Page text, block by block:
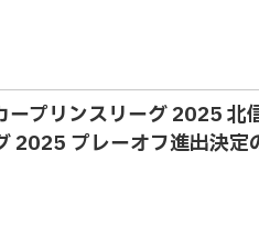
プリンスリーグ 2025 北
2025 プレーオフ進出決定